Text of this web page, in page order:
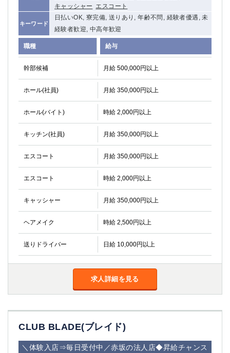
キャッシャー エスコート
キーワード
日払いOK, 寮完備, 送りあり, 年齢不問, 経験者優遇, 未
経験者歓迎, 中高年歓迎
職種 給与
幹部候補 月給 500,000円以上
ホール(社員) 月給 350,000円以上
ホール(バイト) 時給 2,000円以上
キッチン(社員) 月給 350,000円以上
エスコート 月給 350,000円以上
エスコート 時給 2,000円以上
キャッシャー 月給 350,000円以上
ヘアメイク 時給 2,500円以上
送りドライバー 日給 10,000円以上
求人詳細を見る
CLUB BLADE(ブレイド)
＼体験入店⇒毎日受付中／赤坂の法人店◆昇給チャンス
大宮
南越谷
志木
草加
南浦和
所沢
熊谷
獨協大学前＜草加松原＞
蕨
千葉県
船橋
津田沼
成田
千葉
西船橋
佐倉
柏（西口）
木更津
柏（東口）
下総中山
東金
浦安
栃木県
宇都宮
小山
東武宇都宮（宇都宮西口）
群馬県